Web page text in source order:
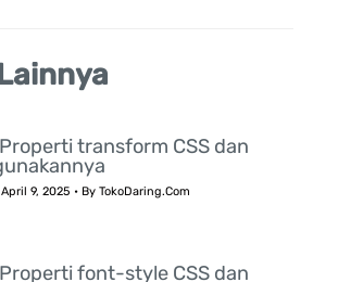
transform CSS dan
April 9, 2025 • ByTokoDaring.Com
font-style CSS dan